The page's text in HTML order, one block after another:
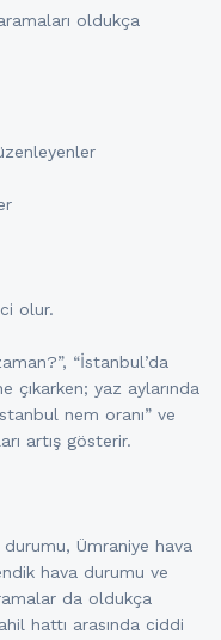
oldukça
olur.
“İstanbul’da
yaz aylarında
nem oranı” ve
artış gösterir.
Ümraniye hava
hava durumu ve
da oldukça
hattı arasında ciddi